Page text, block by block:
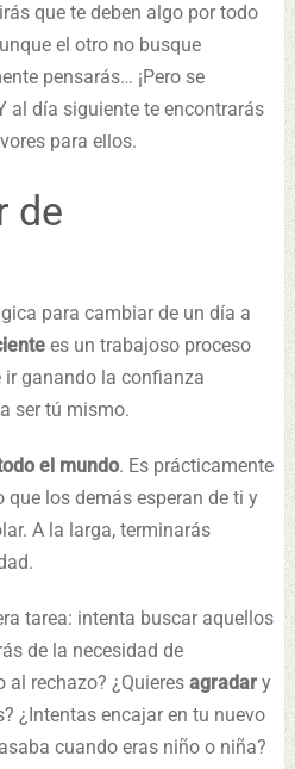
que te deben algo por todo
el otro no busque
pensarás… ¡Pero se
al día siguiente te encontrarás
para ellos.
de
para cambiar de un día a
es un trabajoso proceso
ir ganando la confianza
ser tú mismo.
el mundo. Es prácticamente
los demás esperan de ti y
A la larga, terminarás
tarea: intenta buscar aquellos
de la necesidad de
al rechazo? ¿Quieres agradar y
¿Intentas encajar en tu nuevo
cuando eras niño o niña?